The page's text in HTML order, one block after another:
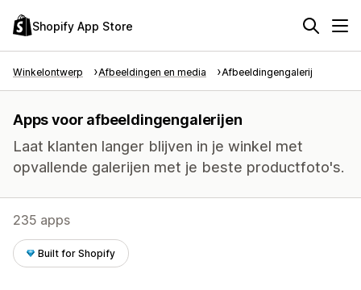
Shopify App Store
Winkelontwerp Afbeeldingen en media Afbeeldingengalerij
Apps voor afbeeldingengalerijen
Laat klanten langer blijven in je winkel met
opvallende galerijen met je beste productfoto's.
235 apps
Built for Shopify